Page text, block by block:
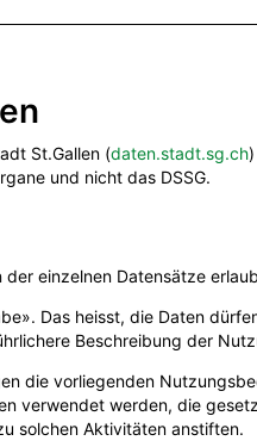
St.Gallen (daten.stadt.sg.ch
und nicht das DSSG.
einzelnen Datensätze
Das heisst, die Daten
Beschreibung der
die vorliegenden
verwendet werden, die
solchen Aktivitäten anstiften.